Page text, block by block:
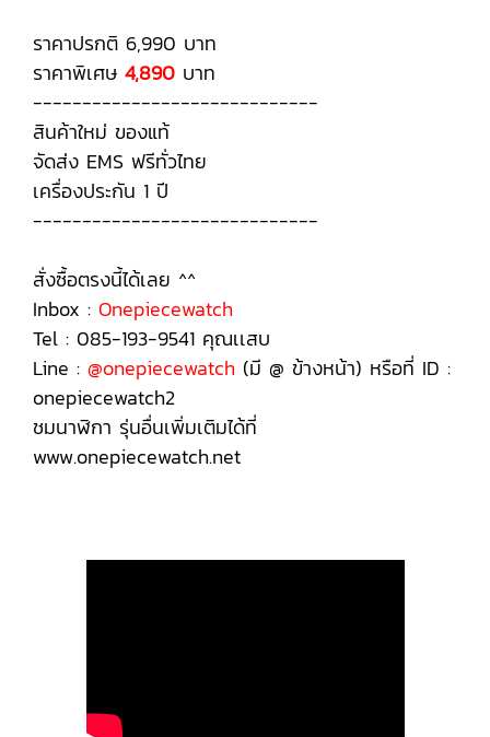
ราคาปรกติ 6,990 บาท
ราคาพิเศษ 4,890 บาท
-----------------------------
สินค้าใหม่ ของแท้
จัดส่ง EMS ฟรีทั่วไทย
เครื่องประกัน 1 ปี
-----------------------------
สั่งซื้อตรงนี้ได้เลย ^^
Inbox : Onepiecewatch
Tel : 085-193-9541 คุณเเสบ
Line : @onepiecewatch (มี @ ข้างหน้า) หรือที่ ID :
onepiecewatch2
ชมนาฬิกา รุ่นอื่นเพิ่มเติมได้ที่
www.onepiecewatch.net